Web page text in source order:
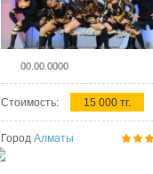
00.00.0000
Стоимость: 15 000 тг.
Город Алматы